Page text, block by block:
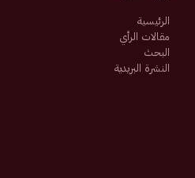
الرئيسية
مقالات الرأي
البحث
النشرة البريدية